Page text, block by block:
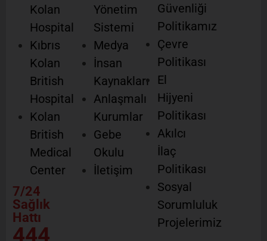
Kolan
Hospital
Kıbrıs
Kolan
British
Hospital
Kolan
British
Medical
Center
7/24
Sağlık
Hattı
444
Yönetim
Sistemi
Medya
İnsan
Kaynakları
Anlaşmalı
Kurumlar
Gebe
Okulu
İletişim
Güvenliği
Politikamız
Çevre
Politikası
El
Hijyeni
Politikası
Akılcı
İlaç
Politikası
Sosyal
Sorumluluk
Projelerimiz